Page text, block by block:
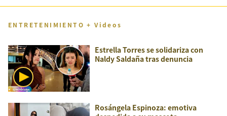
ENTRETENIMIENTO + Videos
Estrella Torres se solidariza con
Naldy Saldaña tras denuncia
Rosángela Espinoza: emotiva